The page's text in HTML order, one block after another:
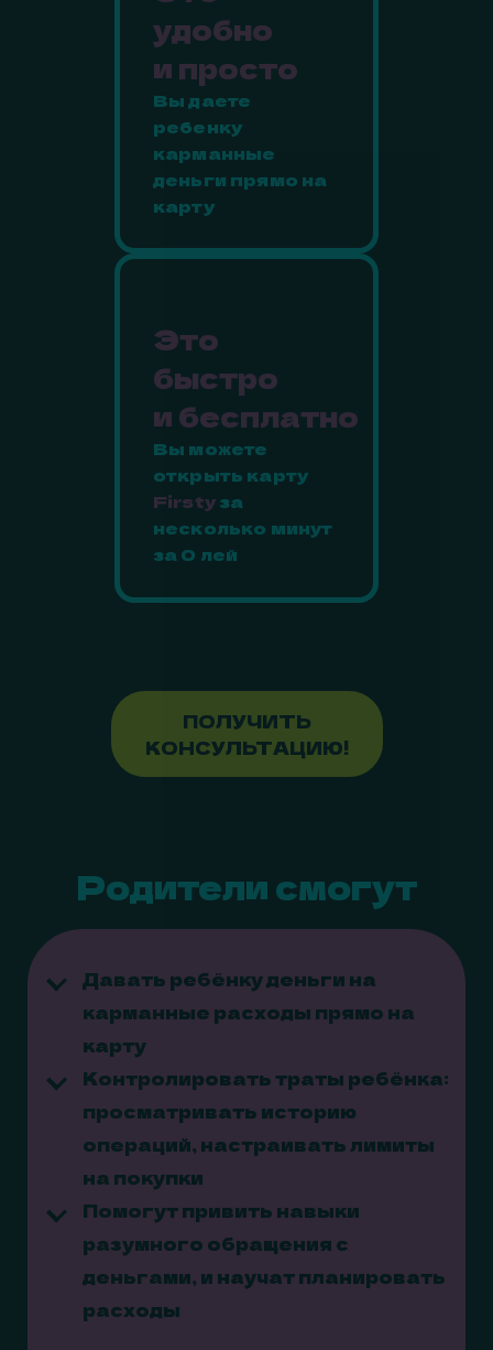
удобно
и просто
Вы даете
ребенку
карманные
деньги прямо на
карту
Это
быстро
и бесплатно
Вы можете
открыть карту
Firstyза
несколько минут
за 0 лей
ПОЛУЧИТЬ
КОНСУЛЬТАЦИЮ!
Родители смогут
Давать ребёнку деньги на
карманные расходы прямо на
карту
Контролировать траты ребёнка:
просматривать историю
операций, настраивать лимиты
на покупки
Помогут привить навыки
разумного обращения с
деньгами, и научат планировать
расходы